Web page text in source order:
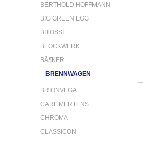
BERTHOLD HOFFMANN
BIG GREEN EGG
BITOSSI
BLOCKWERK
BÃ¶KER
BRENNWAGEN
BRIONVEGA
CARL MERTENS
CHROMA
CLASSICON